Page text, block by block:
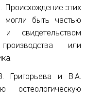
Происхождение этих
могли быть частью
свидетельством
или
Григорьева и В.А.